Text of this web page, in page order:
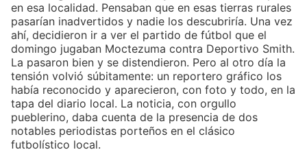
en esa localidad. Pensaban que en esas tierras rurales
pasarían inadvertidos y nadie los descubriría. Una vez
ahí, decidieron ir a ver el partido de fútbol que el
domingo jugaban Moctezuma contra Deportivo Smith.
La pasaron bien y se distendieron. Pero al otro día la
tensión volvió súbitamente: un reportero gráfico los
había reconocido y aparecieron, con foto y todo, en la
tapa del diario local. La noticia, con orgullo
pueblerino, daba cuenta de la presencia de dos
notables periodistas porteños en el clásico
futbolístico local.